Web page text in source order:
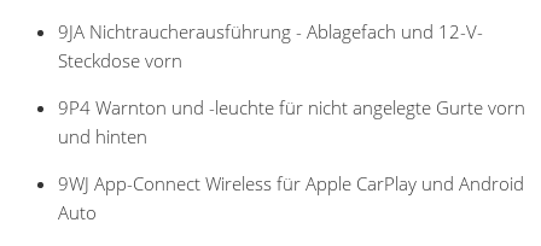
9JA Nichtraucherausführung - Ablagefach und 12-V-
Steckdose vorn
9P4 Warnton und -leuchte für nicht angelegte Gurte vorn
und hinten
9WJ App-Connect Wireless für Apple CarPlay und Android
Auto